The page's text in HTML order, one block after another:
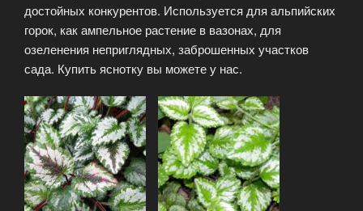
достойных конкурентов. Используется для альпийских
горок, как ампельное растение в вазонах, для
озеленения неприглядных, заброшенных участков
сада. Купить яснотку вы можете у нас.